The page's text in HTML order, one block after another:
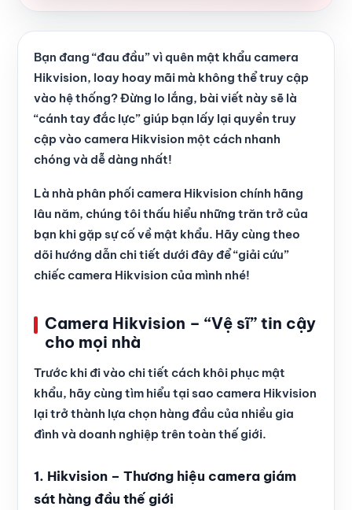
Bạn đang “đau đầu” vì quên mật khẩu camera
Hikvision, loay hoay mãi mà không thể truy cập
vào hệ thống? Đừng lo lắng, bài viết này sẽ là
“cánh tay đắc lực” giúp bạn lấy lại quyền truy
cập vào camera Hikvision một cách nhanh
chóng và dễ dàng nhất!
Là nhà phân phối camera Hikvision chính hãng
lâu năm, chúng tôi thấu hiểu những trăn trở của
bạn khi gặp sự cố về mật khẩu. Hãy cùng theo
dõi hướng dẫn chi tiết dưới đây để “giải cứu”
chiếc camera Hikvision của mình nhé!
Camera Hikvision – “Vệ sĩ” tin cậy
cho mọi nhà
Trước khi đi vào chi tiết cách khôi phục mật
khẩu, hãy cùng tìm hiểu tại sao camera Hikvision
lại trở thành lựa chọn hàng đầu của nhiều gia
đình và doanh nghiệp trên toàn thế giới.
1. Hikvision – Thương hiệu camera giám
sát hàng đầu thế giới